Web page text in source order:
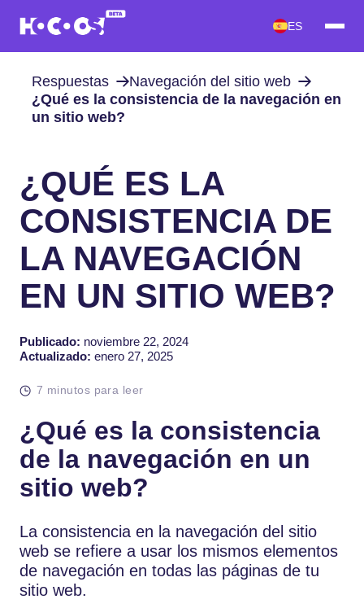
ES
Respuestas
Navegación del sitio web
¿Qué es la consistencia de la navegación en
un sitio web?
¿QUÉ ES LA
CONSISTENCIA DE
LA NAVEGACIÓN
EN UN SITIO WEB?
Publicado: noviembre 22, 2024
Actualizado: enero 27, 2025
7 minutos para leer
¿Qué es la consistencia
de la navegación en un
sitio web?
La consistencia en la navegación del sitio
web se refiere a usar los mismos elementos
de navegación en todas las páginas de tu
sitio web.